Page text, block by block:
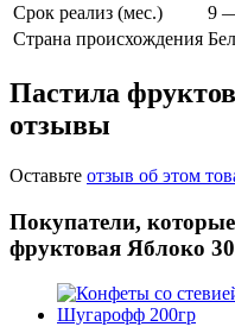
Срок реализ (мес.)
9
Страна происхождения
Пастила
отзывы
Оставьте отзыв об этом
Покупатели,
фруктовая Яблоко